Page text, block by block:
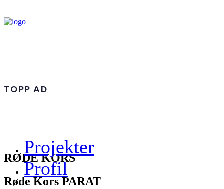
Projekter
Profil
TOPP AD
RØDE KORS
Røde Kors PARAT